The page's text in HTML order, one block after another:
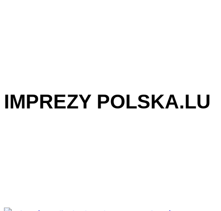
IMPREZY POLSKA.LU